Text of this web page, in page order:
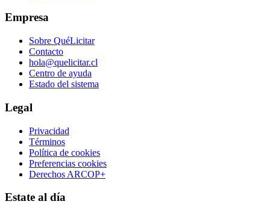
Empresa
Sobre QuéLicitar
Contacto
hola@quelicitar.cl
Centro de ayuda
Estado del sistema
Legal
Privacidad
Términos
Política de cookies
Preferencias cookies
Derechos ARCOP+
Estate al día